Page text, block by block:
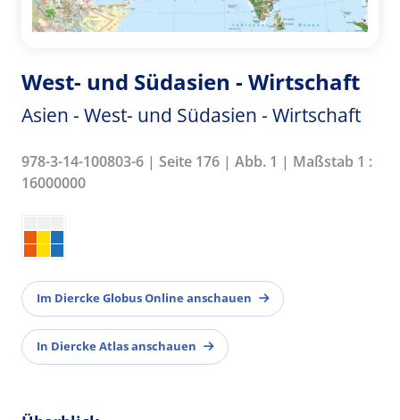
West- und Südasien - Wirtschaft
Asien - West- und Südasien - Wirtschaft
978-3-14-100803-6 | Seite 176 | Abb. 1 | Maßstab 1 :
16000000
Im Diercke Globus Online anschauen
In Diercke Atlas anschauen